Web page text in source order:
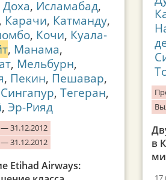
Доха, Исламабад,
, Карачи, Катманду,
, Кочи, Куала-
, Манама,
, Мельбурн,
, Пекин, Пешавар,
Сингапур, Тегеран,
, Эр-Рияд
31.12.2012
31.12.2012
Etihad Airways:
в
17